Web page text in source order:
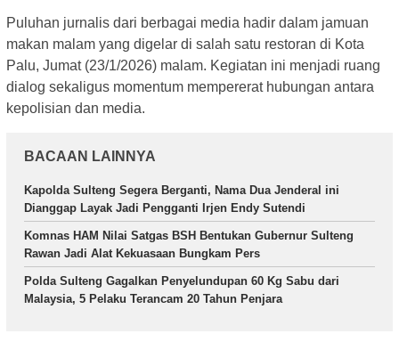
Puluhan jurnalis dari berbagai media hadir dalam jamuan
makan malam yang digelar di salah satu restoran di Kota
Palu, Jumat (23/1/2026) malam. Kegiatan ini menjadi ruang
dialog sekaligus momentum mempererat hubungan antara
kepolisian dan media.
BACAAN LAINNYA
Kapolda Sulteng Segera Berganti, Nama Dua Jenderal ini
Dianggap Layak Jadi Pengganti Irjen Endy Sutendi
Komnas HAM Nilai Satgas BSH Bentukan Gubernur Sulteng
Rawan Jadi Alat Kekuasaan Bungkam Pers
Polda Sulteng Gagalkan Penyelundupan 60 Kg Sabu dari
Malaysia, 5 Pelaku Terancam 20 Tahun Penjara